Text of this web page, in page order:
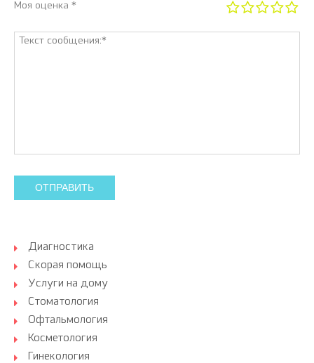
Моя оценка *
ОТПРАВИТЬ
Диагностика
Скорая помощь
Услуги на дому
Стоматология
Офтальмология
Косметология
Гинекология